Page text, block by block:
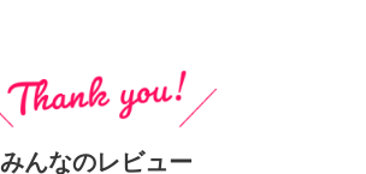
みんなのレビュー